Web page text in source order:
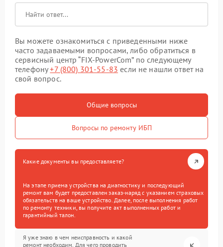
Вы можете ознакомиться с приведенными ниже
часто задаваемыми вопросами, либо обратиться в
сервисный центр “FIX-PowerCom” по следующему
телефону+7 (800) 301-55-83 если не нашли ответ на
свой вопрос.
Общие вопросы
Вопросы по ремонту ИБП
Какие документы вы предоставляете?
На этапе приема устройства на диагностику и последующий
ремонт вам будет предоставлен заказ-наряд с указанием страховых
обязательств на ваше устройство. Далее, после выполнения работ
по ремонту техники, вы получите акт выполненных работ и
гарантийный талон.
Я уже знаю в чем неисправность и какой
ремонт необходим. Для чего проводить